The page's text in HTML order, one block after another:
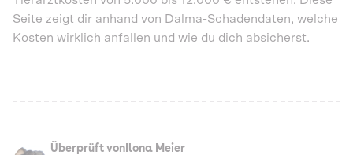
Seite zeigt dir anhand von Dalma-Schadendaten, welche
Kosten wirklich anfallen und wie du dich absicherst.
Überprüft von Ilona Meier